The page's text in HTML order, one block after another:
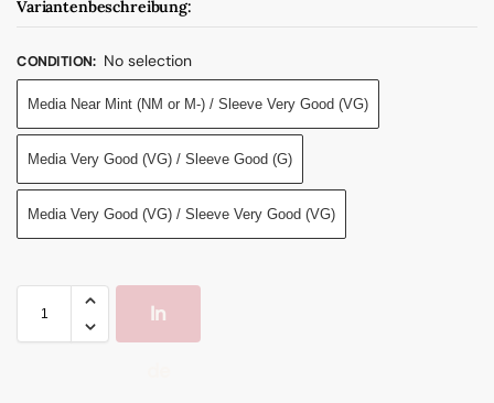
Variantenbeschreibung:
CONDITION: No selection
Media Near Mint (NM or M-) / Sleeve Very Good (VG)
Media Very Good (VG) / Sleeve Good (G)
Media Very Good (VG) / Sleeve Very Good (VG)
In